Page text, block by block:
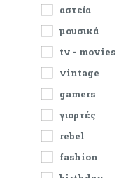
αστεία
μουσικά
tv - movies
vintage
gamers
γιορτές
rebel
fashion